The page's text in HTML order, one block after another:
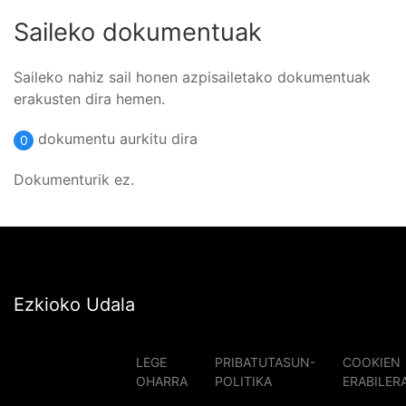
Saileko dokumentuak
Saileko nahiz sail honen azpisailetako dokumentuak
erakusten dira hemen.
0 dokumentu aurkitu dira
Dokumenturik ez.
Ezkioko Udala
LEGE
OHARRA
PRIBATUTASUN-
POLITIKA
COOKIEN